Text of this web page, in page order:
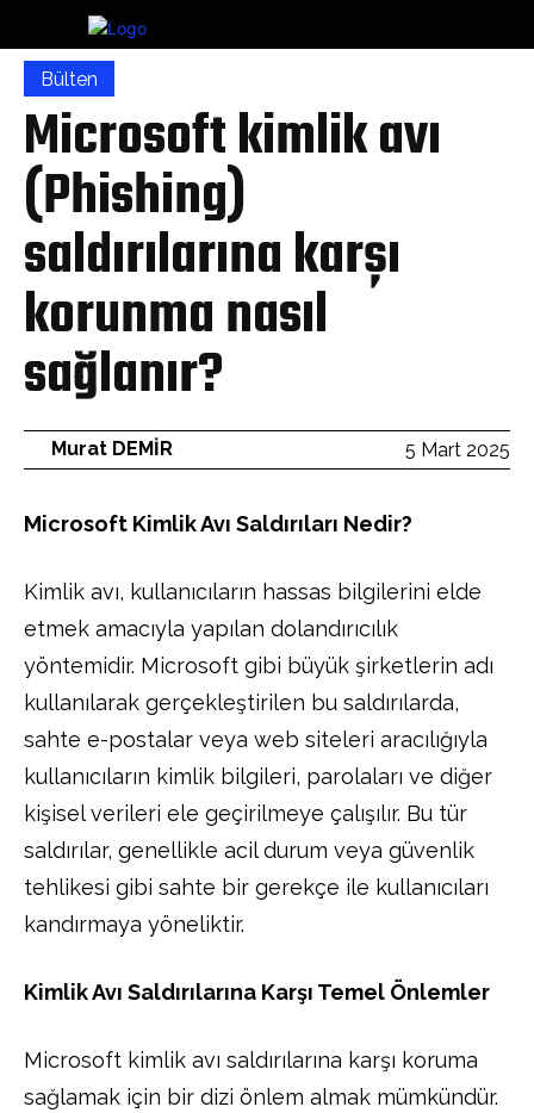
Bülten
Microsoft kimlik avı
(Phishing)
saldırılarına karşı
korunma nasıl
sağlanır?
5 Mart 2025
Murat DEMİR
Microsoft Kimlik Avı Saldırıları Nedir?
Kimlik avı, kullanıcıların hassas bilgilerini elde
etmek amacıyla yapılan dolandırıcılık
yöntemidir. Microsoft gibi büyük şirketlerin adı
kullanılarak gerçekleştirilen bu saldırılarda,
sahte e-postalar veya web siteleri aracılığıyla
kullanıcıların kimlik bilgileri, parolaları ve diğer
kişisel verileri ele geçirilmeye çalışılır. Bu tür
saldırılar, genellikle acil durum veya güvenlik
tehlikesi gibi sahte bir gerekçe ile kullanıcıları
kandırmaya yöneliktir.
Kimlik Avı Saldırılarına Karşı Temel Önlemler
Microsoft kimlik avı saldırılarına karşı koruma
sağlamak için bir dizi önlem almak mümkündür.